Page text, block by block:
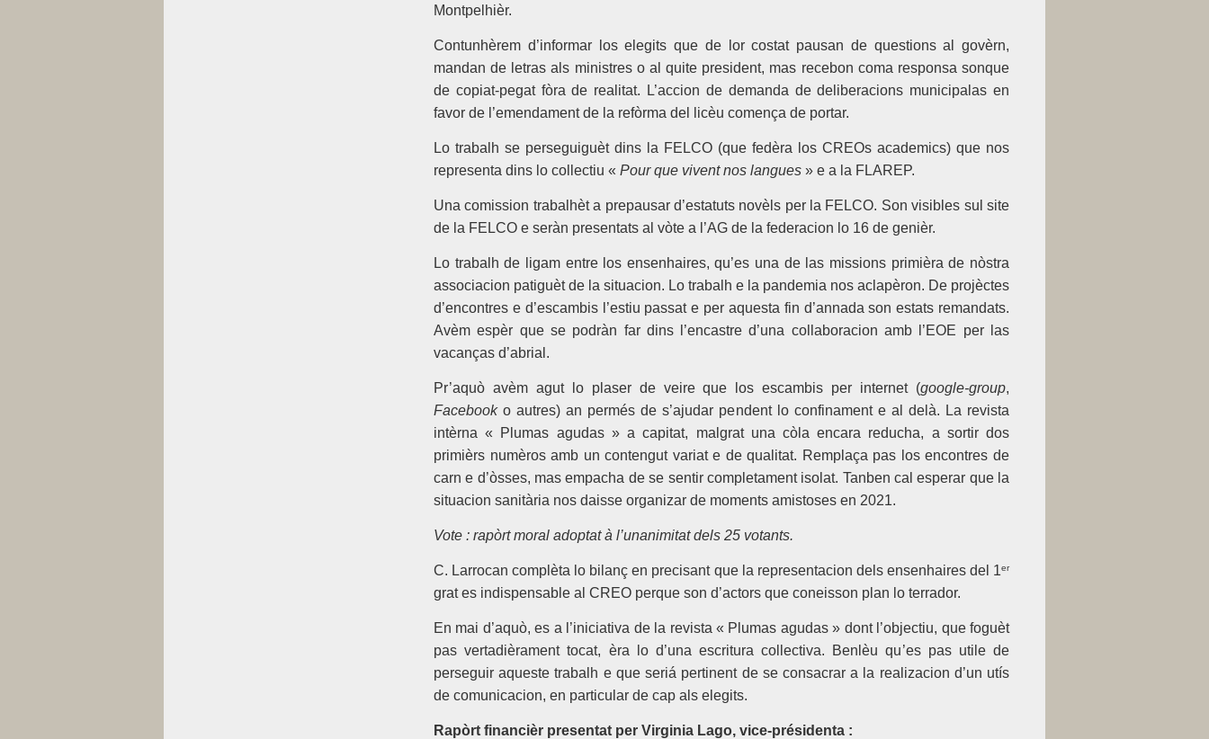
Montpelhièr.
Contunhèrem d’informar los elegits que de lor costat pausan de questions al govèrn,
mandan de letras als ministres o al quite president, mas recebon coma responsa sonque
de copiat-pegat fòra de realitat. L’accion de demanda de deliberacions municipalas en
favor de l’emendament de la refòrma del licèu comença de portar.
Lo trabalh se perseguiguèt dins la FELCO (que fedèra los CREOs academics) que nos
representa dins lo collectiu « Pour que vivent nos langues » e a la FLAREP.
Una comission trabalhèt a prepausar d’estatuts novèls per la FELCO. Son visibles sul site
de la FELCO e seràn presentats al vòte a l’AG de la federacion lo 16 de genièr.
Lo trabalh de ligam entre los ensenhaires, qu’es una de las missions primièra de nòstra
associacion patiguèt de la situacion. Lo trabalh e la pandemia nos aclapèron. De projèctes
d’encontres e d’escambis l’estiu passat e per aquesta fin d’annada son estats remandats.
Avèm espèr que se podràn far dins l’encastre d’una collaboracion amb l’EOE per las
vacanças d’abrial.
Pr’aquò avèm agut lo plaser de veire que los escambis per internet (google-group,
Facebooko autres) an permés de s’ajudar pendent lo confinament e al delà. La revista
intèrna « Plumas agudas » a capitat, malgrat una còla encara reducha, a sortir dos
primièrs numèros amb un contengut variat e de qualitat. Remplaça pas los encontres de
carn e d’òsses, mas empacha de se sentir completament isolat. Tanben cal esperar que la
situacion sanitària nos daisse organizar de moments amistoses en 2021.
Vote : rapòrt moral adoptat à l’unanimitat dels 25 votants.
C. Larrocan complèta lo bilanç en precisant que la representacion dels ensenhaires del 1er
grat es indispensable al CREO perque son d’actors que coneisson plan lo terrador.
En mai d’aquò, es a l’iniciativa de la revista « Plumas agudas» dont l’objectiu, que foguèt
pas vertadièrament tocat, èra lo d’una escritura collectiva. Benlèu qu’es pas utile de
perseguir aqueste trabalh e que seriá pertinent de se consacrar a la realizacion d’un utís
de comunicacion, en particular de cap als elegits.
Rapòrt financièr presentat per Virginia Lago, vice-présidenta :